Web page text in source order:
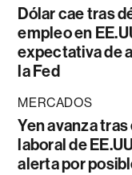
Dólar cae tras
empleo en
expectativa de
la Fed
MERCADOS
Yen avanza
laboral de
alerta por